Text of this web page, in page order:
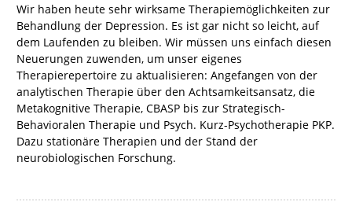
Wir haben heute sehr wirksame Therapiemöglichkeiten zur
Behandlung der Depression. Es ist gar nicht so leicht, auf
dem Laufenden zu bleiben. Wir müssen uns einfach diesen
Neuerungen zuwenden, um unser eigenes
Therapierepertoire zu aktualisieren: Angefangen von der
analytischen Therapie über den Achtsamkeitsansatz, die
Metakognitive Therapie, CBASP bis zur Strategisch-
Behavioralen Therapie und Psych. Kurz-Psychotherapie PKP.
Dazu stationäre Therapien und der Stand der
neurobiologischen Forschung.